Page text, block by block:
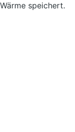
Wärme speichert.